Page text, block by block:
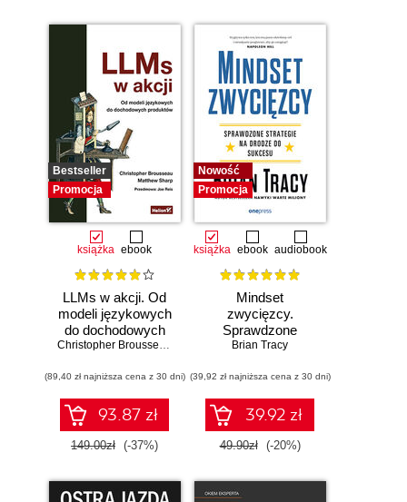
Bestseller
Promocja
książka ebook
LLMs w akcji. Od
modeli językowych
do dochodowych
produktów
Christopher Brousseau
(89,40 zł najniższa cena z 30 dni)
93.87 zł
149.00zł (-37%)
Nowość
Promocja
książka ebook audiobook
Mindset
zwycięzcy.
Sprawdzone
strategie na drodze
Brian Tracy
(39,92 zł najniższa cena z 30 dni)
39.92 zł
49.90zł (-20%)